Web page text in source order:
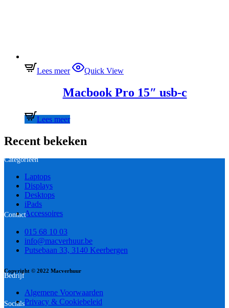
Lees meer Quick View
Macbook Pro 15″ usb-c
Lees meer
Recent bekeken
Categorieën
Laptops
Displays
Desktops
iPads
Accessoires
Contact
015 68 10 03
info@macverhuur.be
Putsebaan 33, 3140 Keerbergen
Copyright © 2022 Macverhuur
Bedrijf
Algemene Voorwaarden
Privacy & Cookiebeleid
Socials